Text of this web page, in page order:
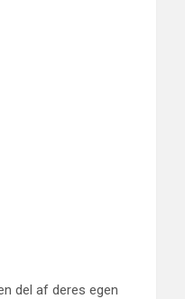
del af deres egen